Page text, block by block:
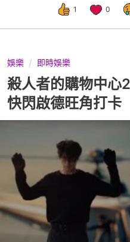
1 0
娛樂 即時娛樂
殺人者的購物中
快閃啟德旺角打卡